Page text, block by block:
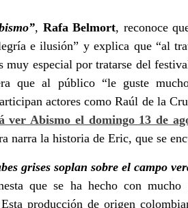
, Rafa Belmort, reconoce
e ilusión” y explica que “al
muy especial por tratarse del
que al público “le guste
actores como Raúl de la
ver Abismo el domingo 13 de
narra la historia de Eric, que se
grises soplan sobre el campo
que se ha hecho con
producción de origen